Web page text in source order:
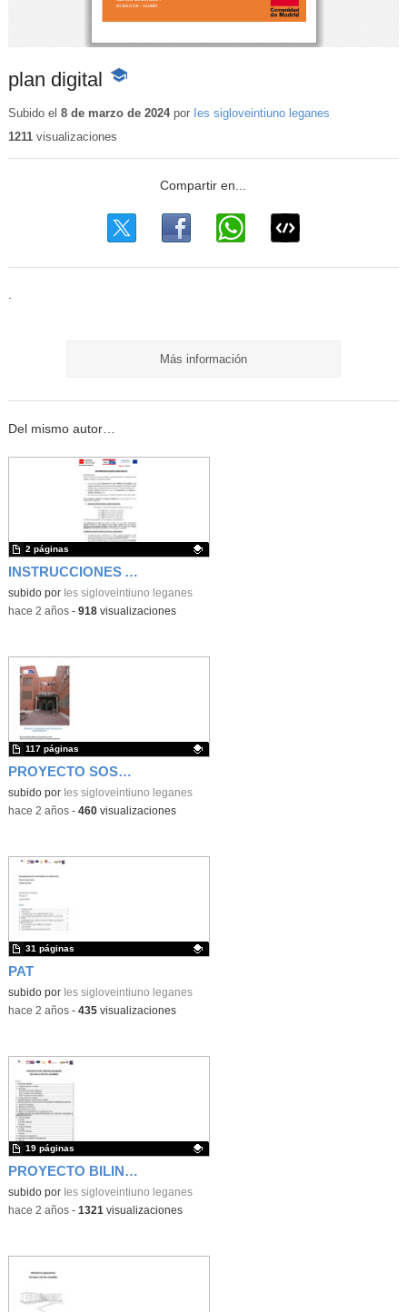
plan digital
-
educativo
Subido el 8 de marzo de 2024por Ies sigloveintiuno leganes
1211visualizaciones
.
Más información
Del mismo autor…
INSTRUCCIONES ACCEDE
Contenido educativo.
subido por Ies sigloveintiuno leganes
2 páginas
-hace 2 años- 918visualizaciones
PROYECTO SOSTENIBILIDAD
Contenido educativo.
subido por Ies sigloveintiuno leganes
117 páginas
-hace 2 años- 460visualizaciones
PAT
Contenido educativo.
subido por Ies sigloveintiuno leganes
31 páginas
-hace 2 años- 435visualizaciones
PROYECTO BILINGÜE
Contenido educativo.
subido por Ies sigloveintiuno leganes
19 páginas
-hace 2 años- 1321 visualizaciones